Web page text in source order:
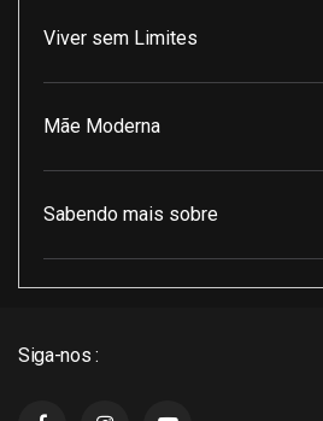
Viver sem Limites
Mãe Moderna
Sabendo mais sobre
Siga-nos :